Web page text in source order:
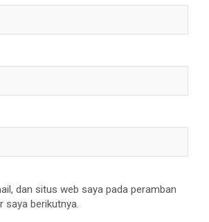
dan situs web saya pada peramban
saya berikutnya.